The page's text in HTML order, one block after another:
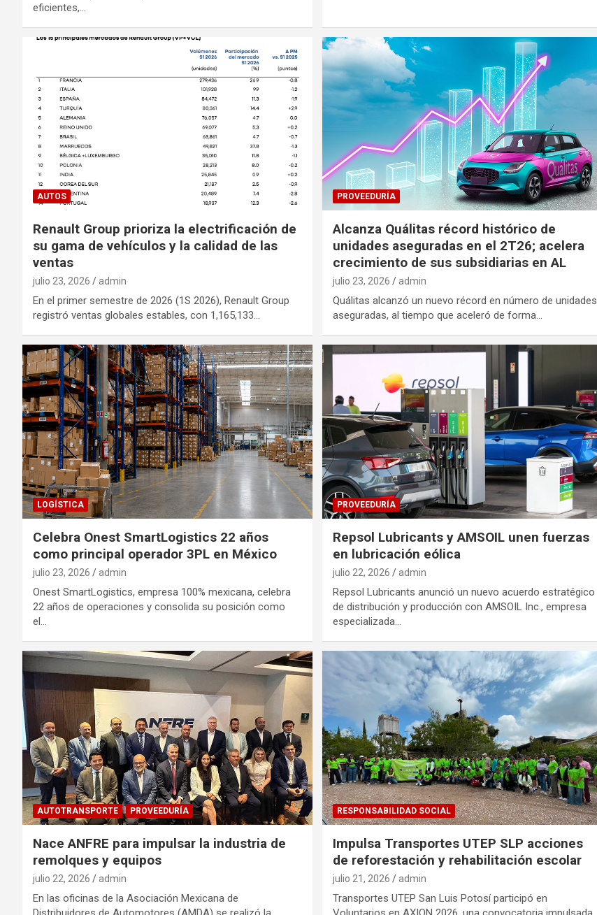
eficientes,…
AUTOS
Renault Group prioriza la electrificación de
su gama de vehículos y la calidad de las
ventas
julio 23, 2026 admin
En el primer semestre de 2026 (1S 2026), Renault Group
registró ventas globales estables, con 1,165,133…
PROVEEDURÍA
Alcanza Quálitas récord histórico de
unidades aseguradas en el 2T26; acelera
crecimiento de sus subsidiarias en AL
julio 23, 2026 admin
Quálitas alcanzó un nuevo récord en número de unidades
aseguradas, al tiempo que aceleró de forma…
LOGÍSTICA
Celebra Onest SmartLogistics 22 años
como principal operador 3PL en México
julio 23, 2026 admin
Onest SmartLogistics, empresa 100% mexicana, celebra
22 años de operaciones y consolida su posición como
el…
PROVEEDURÍA
Repsol Lubricants y AMSOIL unen fuerzas
en lubricación eólica
julio 22, 2026 admin
Repsol Lubricants anunció un nuevo acuerdo estratégico
de distribución y producción con AMSOIL Inc., empresa
especializada…
AUTOTRANSPORTE PROVEEDURÍA
Nace ANFRE para impulsar la industria de
remolques y equipos
julio 22, 2026 admin
En las oficinas de la Asociación Mexicana de
RESPONSABILIDAD SOCIAL
Impulsa Transportes UTEP SLP acciones
de reforestación y rehabilitación escolar
julio 21, 2026 admin
Transportes UTEP San Luis Potosí participó en